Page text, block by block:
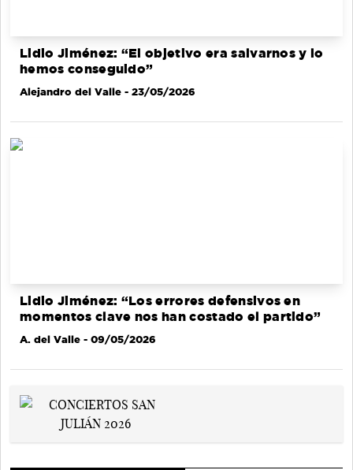
Lidio Jiménez: “El objetivo era salvarnos y lo
hemos conseguido”
Alejandro del Valle - 23/05/2026
Lidio Jiménez: “Los errores defensivos en
momentos clave nos han costado el partido”
A. del Valle - 09/05/2026